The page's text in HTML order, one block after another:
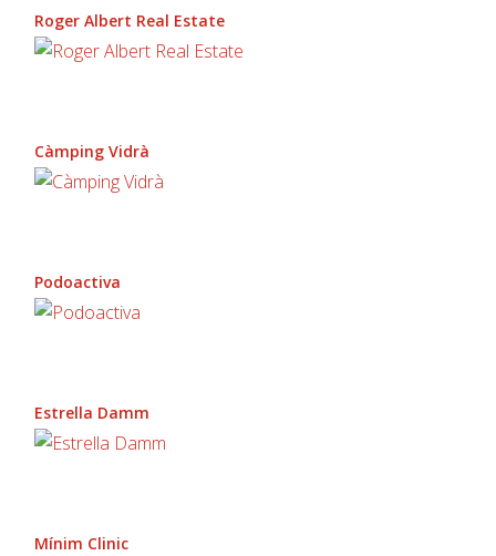
Roger Albert Real Estate
Càmping Vidrà
Podoactiva
Estrella Damm
Mínim Clinic